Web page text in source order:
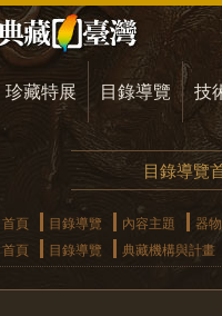
珍藏特展 目錄導覽 技
目錄導覽
首頁 目錄導覽 內容主題
器物
首頁
目錄導覽 典藏機構與計畫